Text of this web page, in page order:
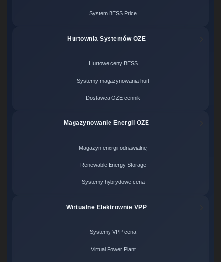
System BESS Price
Hurtownia Systemów OZE
Hurtowe ceny BESS
Systemy magazynowania hurt
Dostawca OZE cennik
Magazynowanie Energii OZE
Magazyn energii odnawialnej
Renewable Energy Storage
Systemy hybrydowe cena
Wirtualne Elektrownie VPP
Systemy VPP cena
Virtual Power Plant